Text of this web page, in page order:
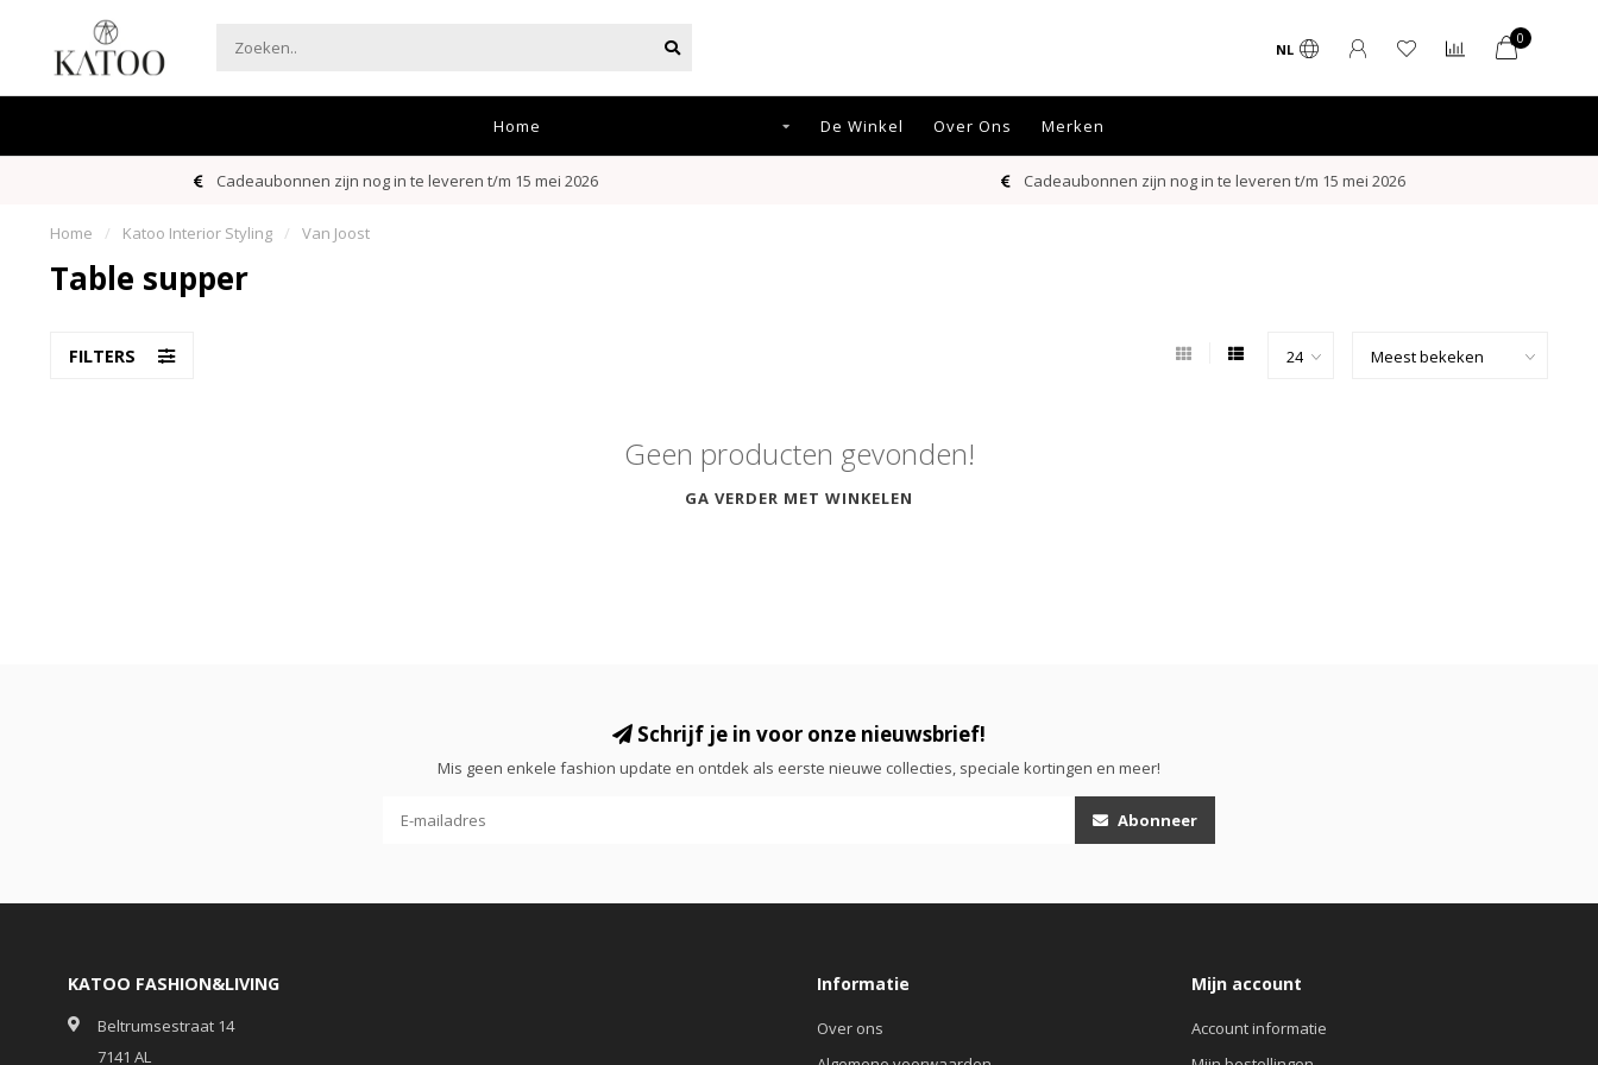
NL
0
Home De Winkel Over Ons Merken
Cadeaubonnen zijn nog in te leveren t/m 15 mei 2026 Cadeaubonnen zijn nog in te leveren t/m 15 mei 2026
Home / Katoo Interior Styling / Van Joost
Table supper
FILTERS
Geen producten gevonden!
GA VERDER MET WINKELEN
Schrijf je in voor onze nieuwsbrief!
Mis geen enkele fashion update en ontdek als eerste nieuwe collecties, speciale kortingen en meer!
Abonneer
KATOO FASHION&LIVING
Beltrumsestraat 14
7141 AL
Informatie
Over ons
Mijn account
Account informatie